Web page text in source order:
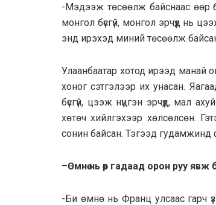
-Мэдээж төсөөлж байснаас өөр
монгол бүсгүй, монгол эрчүүд нь
энд ирэхэд миний төсөөлж
Улаанбаатар хотод ирээд манай
хоног сэтгэлээр их унасан.
бүсгүй, цээж нүцгэн эрчүүд, мал
хөтөч хийлгэхээр хөлсөлсөн.
сонин байсан. Тэгээд гудамжинд
–Өмнө нь өөр гадаад орон руу явж
-Би өмнө нь Франц улсаас гарч